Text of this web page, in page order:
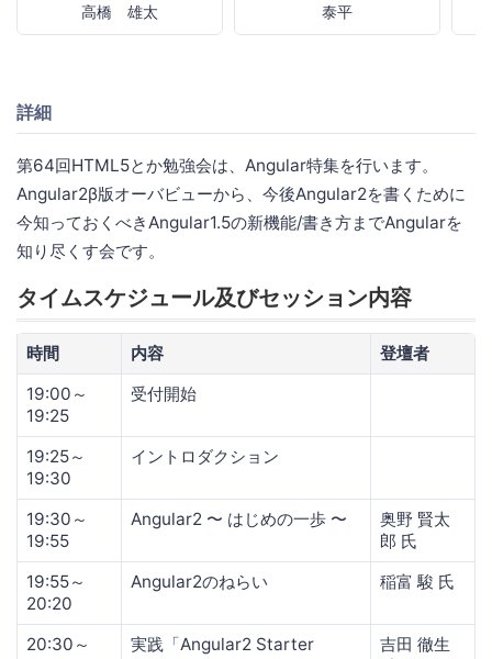
高橋 雄太 泰平
詳細
第64回HTML5とか勉強会は、Angular特集を行います。
Angular2β版オーバビューから、今後Angular2を書くために
今知っておくべきAngular1.5の新機能/書き方までAngularを
知り尽くす会です。
タイムスケジュール及びセッション内容
時間 内容
登壇者
19:00～
19:25
受付開始
19:25～
19:30
イントロダクション
19:30～
19:55
Angular2 〜 はじめの一歩 〜
奥野 賢太
郎 氏
19:55～
20:20
Angular2のねらい 稲富 駿 氏
20:30～
実践「Angular2 Starter
吉田 徹生